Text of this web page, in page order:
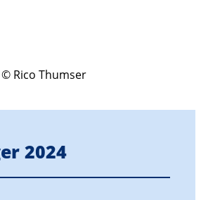
© Rico Thumser
2024